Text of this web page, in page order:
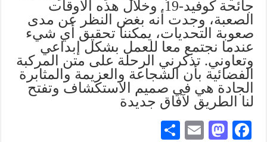
جائحة كوفيد-19. وخلال هذه الأوقات
الصعبة، وجدت أنه بغض النظر عن مدى
صعوبة التحديات، يمكننا تحقيق أي شيء
عندما نجتمع معا للعمل بشكل إبداعي
وتعاوني. تذكرني الرحلة على متن المركبة
الفضائية بأن الشجاعة والعزيمة والمثابرة
الجادة هي في صميم الاستكشاف وتفتح
لنا الطريق لآفاق جديدة
Fa
M
E